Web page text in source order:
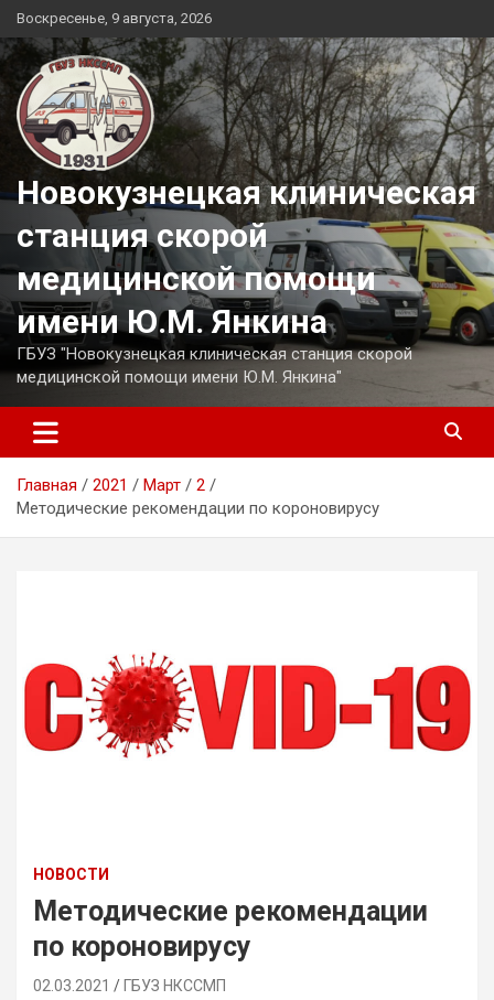
Перейти
к
содержимому
Воскресенье, 9 августа, 2026
Новокузнецкая клиническая
станция скорой
медицинской помощи
имени Ю.М. Янкина
ГБУЗ "Новокузнецкая клиническая станция скорой
медицинской помощи имени Ю.М. Янкина"
Главная 2021 Март
2
Методические рекомендации по короновирусу
НОВОСТИ
Методические рекомендации
по короновирусу
02.03.2021 ГБУЗ НКССМП